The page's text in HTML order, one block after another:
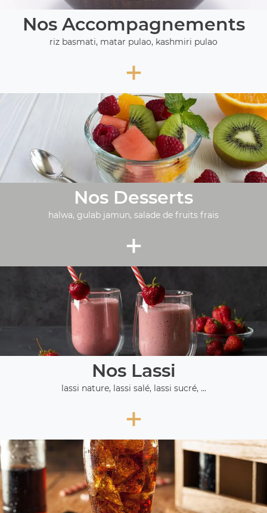
Nos Accompagnements
riz basmati, matar pulao, kashmiri pulao
+
Nos Desserts
halwa, gulab jamun, salade de fruits frais
+
Nos Lassi
lassi nature, lassi salé, lassi sucré, ...
+